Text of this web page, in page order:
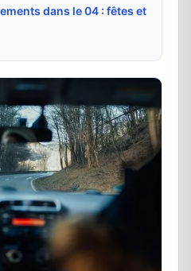
dans le 04 : fêtes et